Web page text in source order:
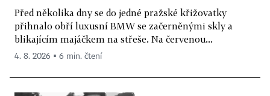
Před několika dny se do jedné pražské křižovatky
přihnalo obří luxusní BMW se začerněnými skly a
blikajícím majáčkem na střeše. Na červenou...
4. 8. 2026 ▪ 6 min. čtení